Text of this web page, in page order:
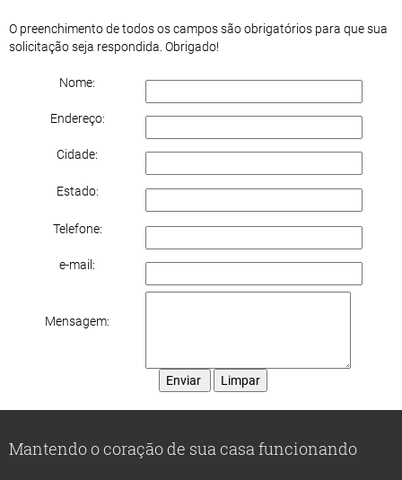
O preenchimento de todos os campos são obrigatórios para que sua
solicitação seja respondida. Obrigado!
Nome:
Endereço:
Cidade:
Estado:
Telefone:
e-mail:
Mensagem:
Mantendo o coração de sua casa funcionando